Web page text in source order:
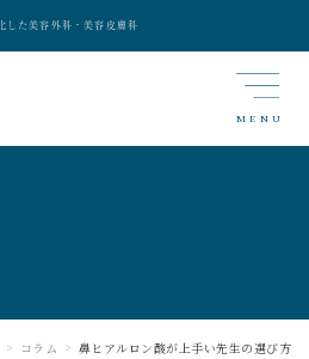
した美容外科・美容皮膚科
MENU
> コラム > 鼻ヒアルロン酸が上手い先生の選び方